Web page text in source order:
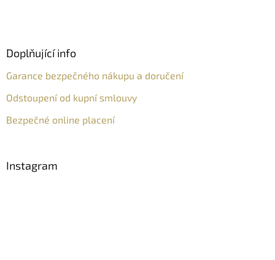
Doplňující info
Garance bezpečného nákupu a doručení
Odstoupení od kupní smlouvy
Bezpečné online placení
Instagram